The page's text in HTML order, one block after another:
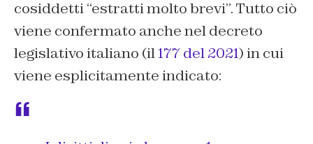
cosiddetti “estratti molto brevi”. Tutto ciò
viene confermato anche nel decreto
legislativo italiano (il177 del 2021) in cui
viene esplicitamente indicato: